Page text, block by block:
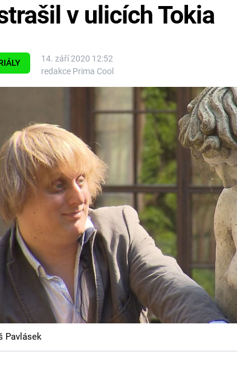
14. září 2020 12:52
redakce Prima Cool
v ulicích Tokia
Pavlásek